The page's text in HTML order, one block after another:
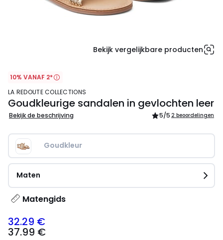
Bekijk vergelijkbare producten
10% VANAF 2*
LA REDOUTE COLLECTIONS
Goudkleurige sandalen in gevlochten leer
Bekijk de beschrijving 5/5 2 beoordelingen
Goudkleur
Maten
Matengids
37.99
€
32.29 €
37.99 €